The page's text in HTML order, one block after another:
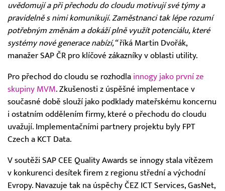
uvědomují a při přechodu do cloudu motivují své týmy a
pravidelně s nimi komunikují. Zaměstnanci tak lépe rozumí
potřebným změnám a dokáží plně využít potenciálu, které
systémy nové generace nabízí,“říká Martin Dvořák,
manažer SAP ČR pro klíčové zákazníky v oblasti utility.
Pro přechod do cloudu se rozhodla innogy jako první ze
skupiny MVM. Zkušenosti z úspěšné implementace v
současné době slouží jako podklady mateřskému koncernu
i ostatním oddělením firmy, které o přechodu do cloudu
uvažují. Implementačními partnery projektu byly FPT
Czech a KCT Data.
V soutěži SAP CEE Quality Awards se innogy stala vítězem
v konkurenci desítek firem z regionu střední a východní
Evropy. Navazuje tak na úspěchy ČEZ ICT Services, GasNet,